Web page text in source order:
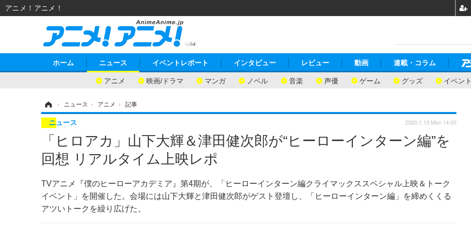
ホーム ニュース
アニメ 映画/ドラマ マンガ ノベル 音楽 声優 ゲーム グッズ イベント
イベントレポート インタビュー レビュー 動画 連載・コラム
› ニュース › アニメ › 記事
「ヒロアカ」山下大輝＆津田健次郎が“ヒーローインターン編”を
回想 リアルタイム上映レポ
TVアニメ『僕のヒーローアカデミア』第4期が、「ヒーローインターン編クライマックススペシャル上映＆トーク
イベント」を開催した。会場には山下大輝と津田健次郎がゲスト登壇し、「ヒーローインターン編」を締めくくる
アツいトークを繰り広げた。
ニュース 2020.1.13 Mon 14:00
アニメ！アニメ！